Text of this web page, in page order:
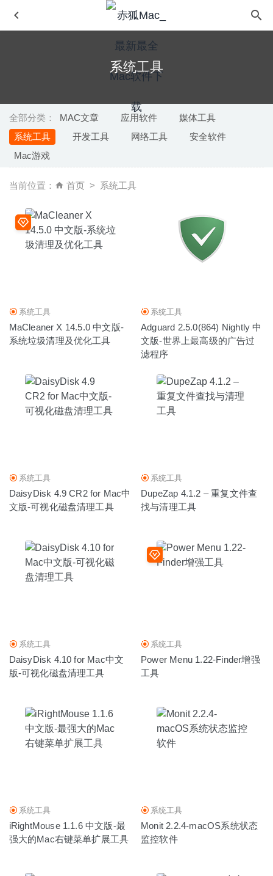
系统工具
全部分类： MAC文章 应用软件
媒体工具
系统工具
开发工具 网络工具
安全软件
Mac游戏
当前位置： 首页 系统工具
系统工具
MaCleaner X 14.5.0 中文版-
系统垃圾清理及优化工具
系统工具
Adguard 2.5.0(864) Nightly 中
文版-世界上最高级的广告过
滤程序
系统工具
DaisyDisk 4.9 CR2 for Mac中
文版-可视化磁盘清理工具
系统工具
DupeZap 4.1.2 – 重复文件查
找与清理工具
系统工具
DaisyDisk 4.10 for Mac中文
版-可视化磁盘清理工具
系统工具
Power Menu 1.22-Finder增强
工具
系统工具
iRightMouse 1.1.6 中文版-最
强大的Mac右键菜单扩展工具
系统工具
Monit 2.2.4-macOS系统状态
监控软件
Translatium 10.2.1 for Mac中文版-多功能能且超快的Mac
翻译工具
Snipaste 2.5.1 中文版-简单而强大的截图工具
能代码编辑器 2020-03-20
Movavi Picverse 1.11.0 – 照片编辑软件 2022-08-30
Mac DVDRipper Pro 9.0.2 – 非常优秀的DVD光盘翻录工具